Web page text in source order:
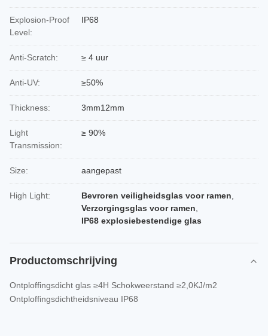
Explosion-Proof
Level:
IP68
Anti-Scratch: ≥ 4 uur
Anti-UV: ≥50%
Thickness: 3mm12mm
Light
Transmission:
≥ 90%
Size: aangepast
High Light: Bevroren veiligheidsglas voor ramen
Verzorgingsglas voor ramen
IP68 explosiebestendige glas
Productomschrijving
Ontploffingsdicht glas ≥4H Schokweerstand ≥2,0KJ/m2
Ontploffingsdichtheidsniveau IP68